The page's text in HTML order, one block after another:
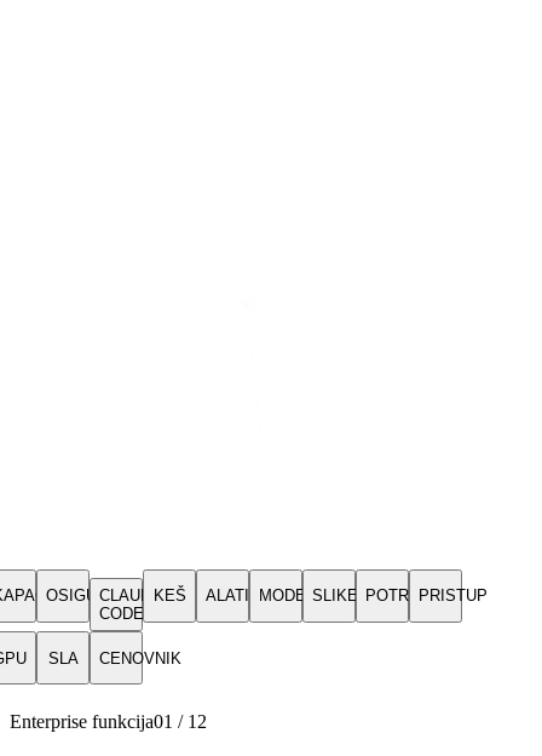
OSIGURANJE
CLAUDE
CODE
KEŠ ALATI MODELISLIKE POTROŠNJA
PRISTUP
SLA CENOVNIK
Enterprise funkcija01 / 12